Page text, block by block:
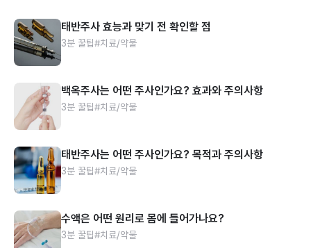
태반주사 효능과 맞기 전 확인할 점
3분 꿀팁#치료/약물
백옥주사는 어떤 주사인가요? 효과와 주의사항
3분 꿀팁#치료/약물
태반주사는 어떤 주사인가요? 목적과 주의사항
3분 꿀팁#치료/약물
수액은 어떤 원리로 몸에 들어가나요?
3분 꿀팁#치료/약물